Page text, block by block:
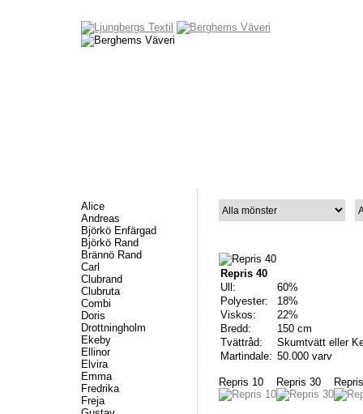
Alice
Andreas
Björkö Enfärgad
Björkö Rand
Brännö Rand
Carl
Clubrand
Clubruta
Combi
Doris
Drottningholm
Ekeby
Ellinor
Elvira
Emma
Fredrika
Freja
Repris 40
Ull:
60%
Polyester:
18%
Viskos:
22%
Bredd:
150 cm
Tvättråd:
Skumtvätt eller
Martindale: 50.000 varv
Repris 10 Repris 30